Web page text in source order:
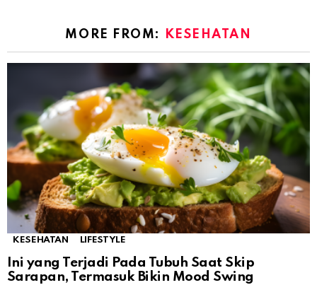
MORE FROM: KESEHATAN
KESEHATAN LIFESTYLE
Ini yang Terjadi Pada Tubuh Saat Skip
Sarapan, Termasuk Bikin Mood Swing